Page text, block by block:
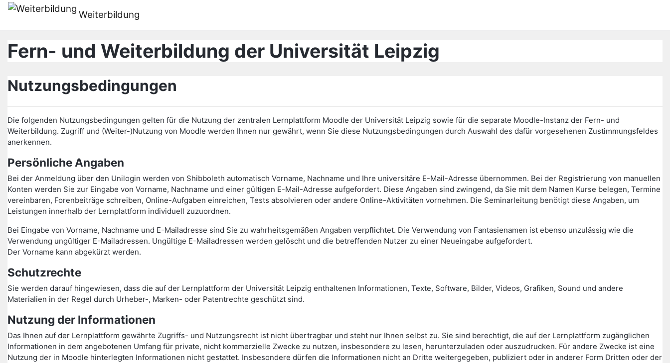
Farðu á aðalefni
Weiterbildung
Fern- und Weiterbildung der Universität Leipzig
Nutzungsbedingungen
Die folgenden Nutzungsbedingungen gelten für die Nutzung der zentralen Lernplattform Moodle der Universität Leipzig sowie für die separate Moodle-Instanz der Fern- und
Weiterbildung. Zugriff und (Weiter-)Nutzung von Moodle werden Ihnen nur gewährt, wenn Sie diese Nutzungsbedingungen durch Auswahl des dafür vorgesehenen Zustimmungsfeldes
anerkennen.
Persönliche Angaben
Bei der Anmeldung über den Unilogin werden von Shibboleth automatisch Vorname, Nachname und Ihre universitäre E-Mail-Adresse übernommen. Bei der Registrierung von manuellen
Konten werden Sie zur Eingabe von Vorname, Nachname und einer gültigen E-Mail-Adresse aufgefordert. Diese Angaben sind zwingend, da Sie mit dem Namen Kurse belegen, Termine
vereinbaren, Forenbeiträge schreiben, Online-Aufgaben einreichen, Tests absolvieren oder andere Online-Aktivitäten vornehmen. Die Seminarleitung benötigt diese Angaben, um
Leistungen innerhalb der Lernplattform individuell zuzuordnen.
Bei Eingabe von Vorname, Nachname und E-Mailadresse sind Sie zu wahrheitsgemäßen Angaben verpflichtet. Die Verwendung von Fantasienamen ist ebenso unzulässig wie die
Verwendung ungültiger E-Mailadressen. Ungültige E-Mailadressen werden gelöscht und die betreffenden Nutzer zu einer Neueingabe aufgefordert.
Der Vorname kann abgekürzt werden.
Schutzrechte
Sie werden darauf hingewiesen, dass die auf der Lernplattform der Universität Leipzig enthaltenen Informationen, Texte, Software, Bilder, Videos, Grafiken, Sound und andere
Materialien in der Regel durch Urheber-, Marken- oder Patentrechte geschützt sind.
Nutzung der Informationen
Das Ihnen auf der Lernplattform gewährte Zugriffs- und Nutzungsrecht ist nicht übertragbar und steht nur Ihnen selbst zu. Sie sind berechtigt, die auf der Lernplattform zugänglichen
Informationen in dem angebotenen Umfang für private, nicht kommerzielle Zwecke zu nutzen, insbesondere zu lesen, herunterzuladen oder auszudrucken. Für andere Zwecke ist eine
Nutzung der in Moodle hinterlegten Informationen nicht gestattet. Insbesondere dürfen die Informationen nicht an Dritte weitergegeben, publiziert oder in anderer Form Dritten oder der